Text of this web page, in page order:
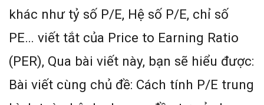
khác như tỷ số P/E, Hệ số P/E, chỉ số
PE… viết tắt của Price to Earning Ratio
(PER), Qua bài viết này, bạn sẽ hiểu được:
Bài viết cùng chủ đề: Cách tính P/E trung